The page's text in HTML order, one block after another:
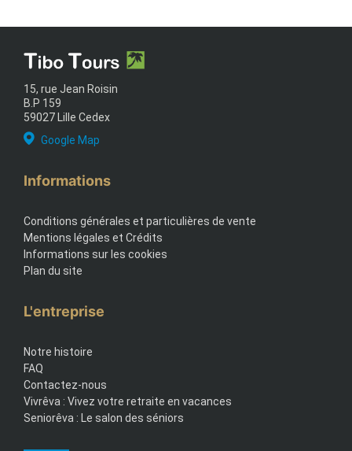
15, rue Jean Roisin
B.P 159
59027 Lille Cedex
Google Map
Informations
Conditions générales et particulières de vente
Mentions légales et Crédits
Informations sur les cookies
Plan du site
L'entreprise
Notre histoire
FAQ
Contactez-nous
Vivrêva : Vivez votre retraite en vacances
Seniorêva : Le salon des séniors